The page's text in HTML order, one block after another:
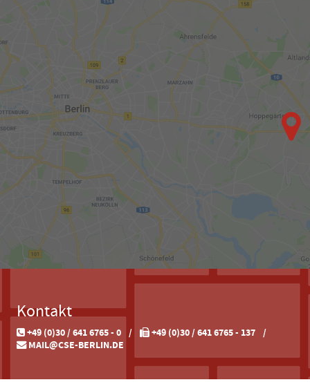
Kontakt
+49 (0)30 / 641 6765 - 0
+49 (0)30 / 641 6765 - 137
MAIL@CSE-BERLIN.DE